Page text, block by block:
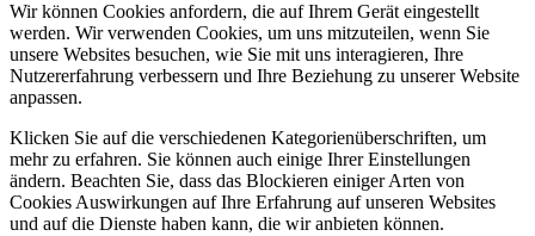
Wir können Cookies anfordern, die auf Ihrem Gerät eingestellt
werden. Wir verwenden Cookies, um uns mitzuteilen, wenn Sie
unsere Websites besuchen, wie Sie mit uns interagieren, Ihre
Nutzererfahrung verbessern und Ihre Beziehung zu unserer Website
anpassen.
Klicken Sie auf die verschiedenen Kategorienüberschriften, um
mehr zu erfahren. Sie können auch einige Ihrer Einstellungen
ändern. Beachten Sie, dass das Blockieren einiger Arten von
Cookies Auswirkungen auf Ihre Erfahrung auf unseren Websites
und auf die Dienste haben kann, die wir anbieten können.